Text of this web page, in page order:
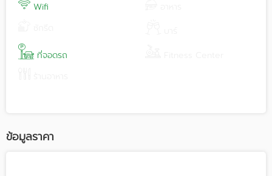
Wifi
ที่จอดรถ
ข้อมูลราคา